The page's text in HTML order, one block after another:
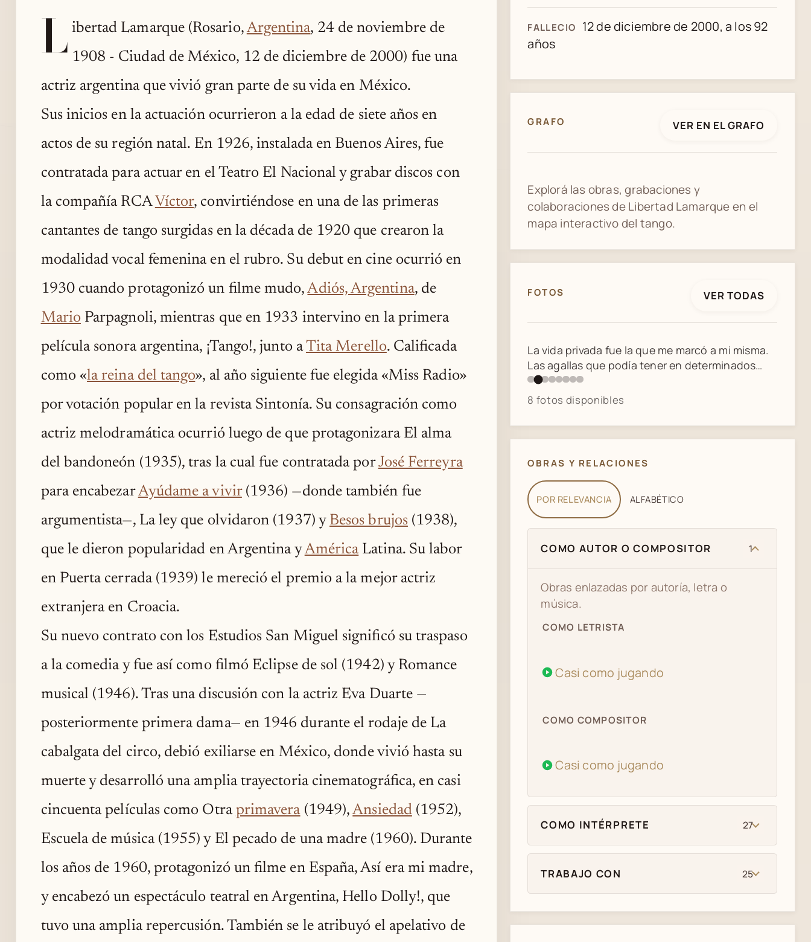
L ibertad Lamarque (Rosario,Argentina, 24 de noviembre de
1908 - Ciudad de México, 12 de diciembre de 2000) fue una
actriz argentina que vivió gran parte de su vida en México.
Sus inicios en la actuación ocurrieron a la edad de siete años en
actos de su región natal. En 1926, instalada en Buenos Aires, fue
contratada para actuar en el Teatro El Nacional y grabar discos con
la compañía RCA Víctor, convirtiéndose en una de las primeras
cantantes de tango surgidas en la década de 1920 que crearon la
modalidad vocal femenina en el rubro. Su debut en cine ocurrió en
1930 cuando protagonizó un filme mudo,Adiós, Argentina, de
MarioParpagnoli, mientras que en 1933 intervino en la primera
película sonora argentina, ¡Tango!, junto aTita Merello. Calificada
como «la reina del tango», al año siguiente fue elegida «Miss Radio»
por votación popular en la revista Sintonía. Su consagración como
actriz melodramática ocurrió luego de que protagonizara El alma
del bandoneón (1935), tras la cual fue contratada porJosé Ferreyra
para encabezarAyúdame a vivir(1936) —donde también fue
argumentista—, La ley que olvidaron (1937) y Besos brujos(1938),
que le dieron popularidad en Argentina yAméricaLatina. Su labor
en Puerta cerrada (1939) le mereció el premio a la mejor actriz
extranjera en Croacia.
Su nuevo contrato con los Estudios San Miguel significó su traspaso
a la comedia y fue así como filmó Eclipse de sol (1942) y Romance
musical (1946). Tras una discusión con la actriz Eva Duarte —
posteriormente primera dama— en 1946 durante el rodaje de La
cabalgata del circo, debió exiliarse en México, donde vivió hasta su
muerte y desarrolló una amplia trayectoria cinematográfica, en casi
cincuenta películas como Otraprimavera(1949),Ansiedad(1952),
Escuela de música (1955) y El pecado de una madre (1960). Durante
los años de 1960, protagonizó un filme en España, Así era mi madre,
y encabezó un espectáculo teatral en Argentina, Hello Dolly!, que
tuvo una amplia repercusión. También se le atribuyó el apelativo de
FALLECIO
12 de diciembre de 2000, a los 92
años
GRAFO VER EN EL GRAFO
Explorá las obras, grabaciones y
colaboraciones de Libertad Lamarque en el
mapa interactivo del tango.
FOTOS VER TODAS
La actriz y cantante rosarina Libertad Lamarque
retratada a finales de los años 30 por el
fotógrafo polaco Sivul Wilenski, radicado en
Argentina desde 1920 hasta su fallecimiento en
8 fotos disponibles
OBRAS Y RELACIONES
POR RELEVANCIA ALFABÉTICO
COMO AUTOR O COMPOSITOR 1
Obras enlazadas por autoría, letra o
música.
COMO LETRISTA
Casi como jugando
COMO COMPOSITOR
Casi como jugando
COMO INTÉRPRETE 27
TRABAJO CON 25